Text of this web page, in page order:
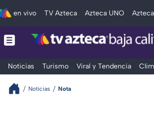
en vivo TV Azteca Azteca UNO
Noticias Turismo Viral y Tendencia
Noticias Nota